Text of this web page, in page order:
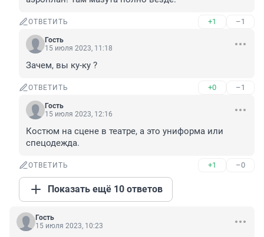
ОТВЕТИТЬ +1 –1
Гость
15 июля 2023, 11:18
Зачем, вы ку-ку ?
ОТВЕТИТЬ +0 –1
Гость
15 июля 2023, 12:16
Костюм на сцене в театре, а это униформа или
спецодежда.
ОТВЕТИТЬ +1 –0
Показать ещё 10 ответов
Гость
15 июля 2023, 10:23